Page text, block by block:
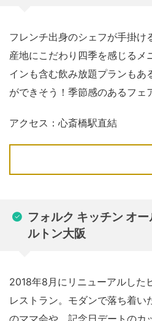
フレンチ出身のシェフが手掛け
産地にこだわり四季を感じるメ
インも含む飲み放題プランもあ
ができそう！季節感のあるフェ
アクセス：心斎橋駅直結
フォルク キッチン オ
ルトン大阪
2018年8月にリニューアルした
レストラン。モダンで落ち着い
のママ会や、記念日デートのカ